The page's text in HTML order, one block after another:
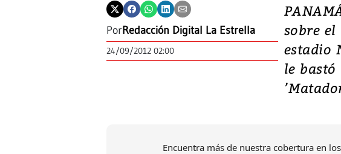
PorRedacción Digital La Estrella
24/09/2012 02:00
sobre
estadio
le
Encuentra más de nuestra cobertura en